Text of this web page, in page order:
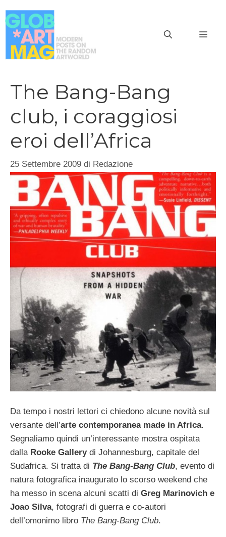
al
contenuto
The Bang-Bang
club, i coraggiosi
eroi dell’Africa
25 Settembre 2009 di Redazione
Da tempo i nostri lettori ci chiedono alcune novità sul
versante dell’arte contemporanea made in Africa.
Segnaliamo quindi un’interessante mostra ospitata
dalla Rooke Gallerydi Johannesburg, capitale del
Sudafrica. Si tratta di The Bang-Bang Club, evento di
natura fotografica inaugurato lo scorso weekend che
ha messo in scena alcuni scatti di Greg Marinovich e
Joao Silva, fotografi di guerra e co-autori
dell’omonimo libro The Bang-Bang Club.